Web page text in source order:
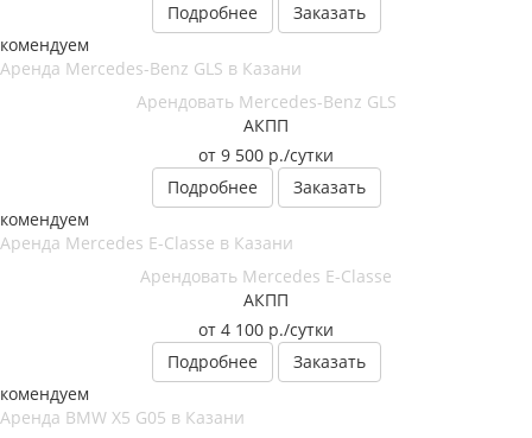
Подробнее
Заказать
Арендовать Mercedes-Benz GLS
АКПП
от 9 500 р./сутки
Подробнее
Заказать
Арендовать Mercedes E-Classe
АКПП
от 4 100 р./сутки
Подробнее
Заказать